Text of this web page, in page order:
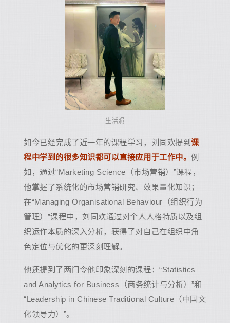
生活照
如今已经完成了近一年的课程学习，刘同欢提到课
程中学到的很多知识都可以直接应用于工作中。例
如，通过“Marketing Science（市场营销）”课程，
他掌握了系统化的市场营销研究、效果量化知识；
在“Managing Organisational Behaviour（组织行为
管理）”课程中，刘同欢通过对个人人格特质以及组
织运作本质的深入分析，获得了对自己在组织中角
色定位与优化的更深刻理解。
他还提到了两门令他印象深刻的课程：“Statistics
and Analytics for Business（商务统计与分析）”和
“Leadership in Chinese Traditional Culture（中国文
化领导力）”。